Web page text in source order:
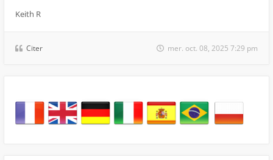
Keith R
Citer mer. oct. 08, 2025 7:29 pm